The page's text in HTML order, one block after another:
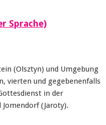
Sprache)
(Olsztyn) und Umgebung
vierten und gegebenenfalls
in der
(Jaroty).